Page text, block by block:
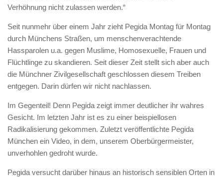
Verhöhnung nicht zulassen werden.“
Seit nunmehr über einem Jahr zieht Pegida Montag für Montag
durch Münchens Straßen, um menschenverachtende
Hassparolen u.a. gegen Muslime, Homosexuelle, Frauen und
Flüchtlinge zu skandieren. Seit dieser Zeit stellt sich aber auch
die Münchner Zivilgesellschaft geschlossen diesem Treiben
entgegen. Darin dürfen wir nicht nachlassen.
Im Gegenteil! Denn Pegida zeigt immer deutlicher ihr wahres
Gesicht. Im letzten Jahr ist es zu einer beispiellosen
Radikalisierung gekommen. Zuletzt veröffentlichte Pegida
München ein Video, in dem, unserem Oberbürgermeister,
unverhohlen gedroht wurde.
Pegida versucht darüber hinaus an historisch sensiblen Orten in